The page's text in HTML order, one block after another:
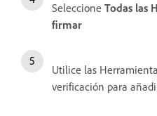
Seleccione Todas las
firmar
Utilice las
verificación para